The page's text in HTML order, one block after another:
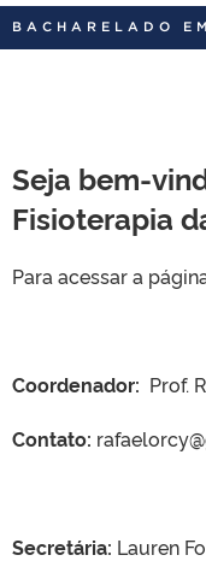
BACHARELADO
Seja bem-
Fisioterapia
Para acessar a
Coordenador: Prof.
Contato:
Secretária: Lauren